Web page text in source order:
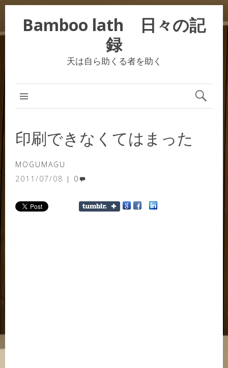
Bamboo lath 日々の記
録
天は自ら助くる者を助く
印刷できなくてはまった
MOGUMAGU
2011/07/08
0